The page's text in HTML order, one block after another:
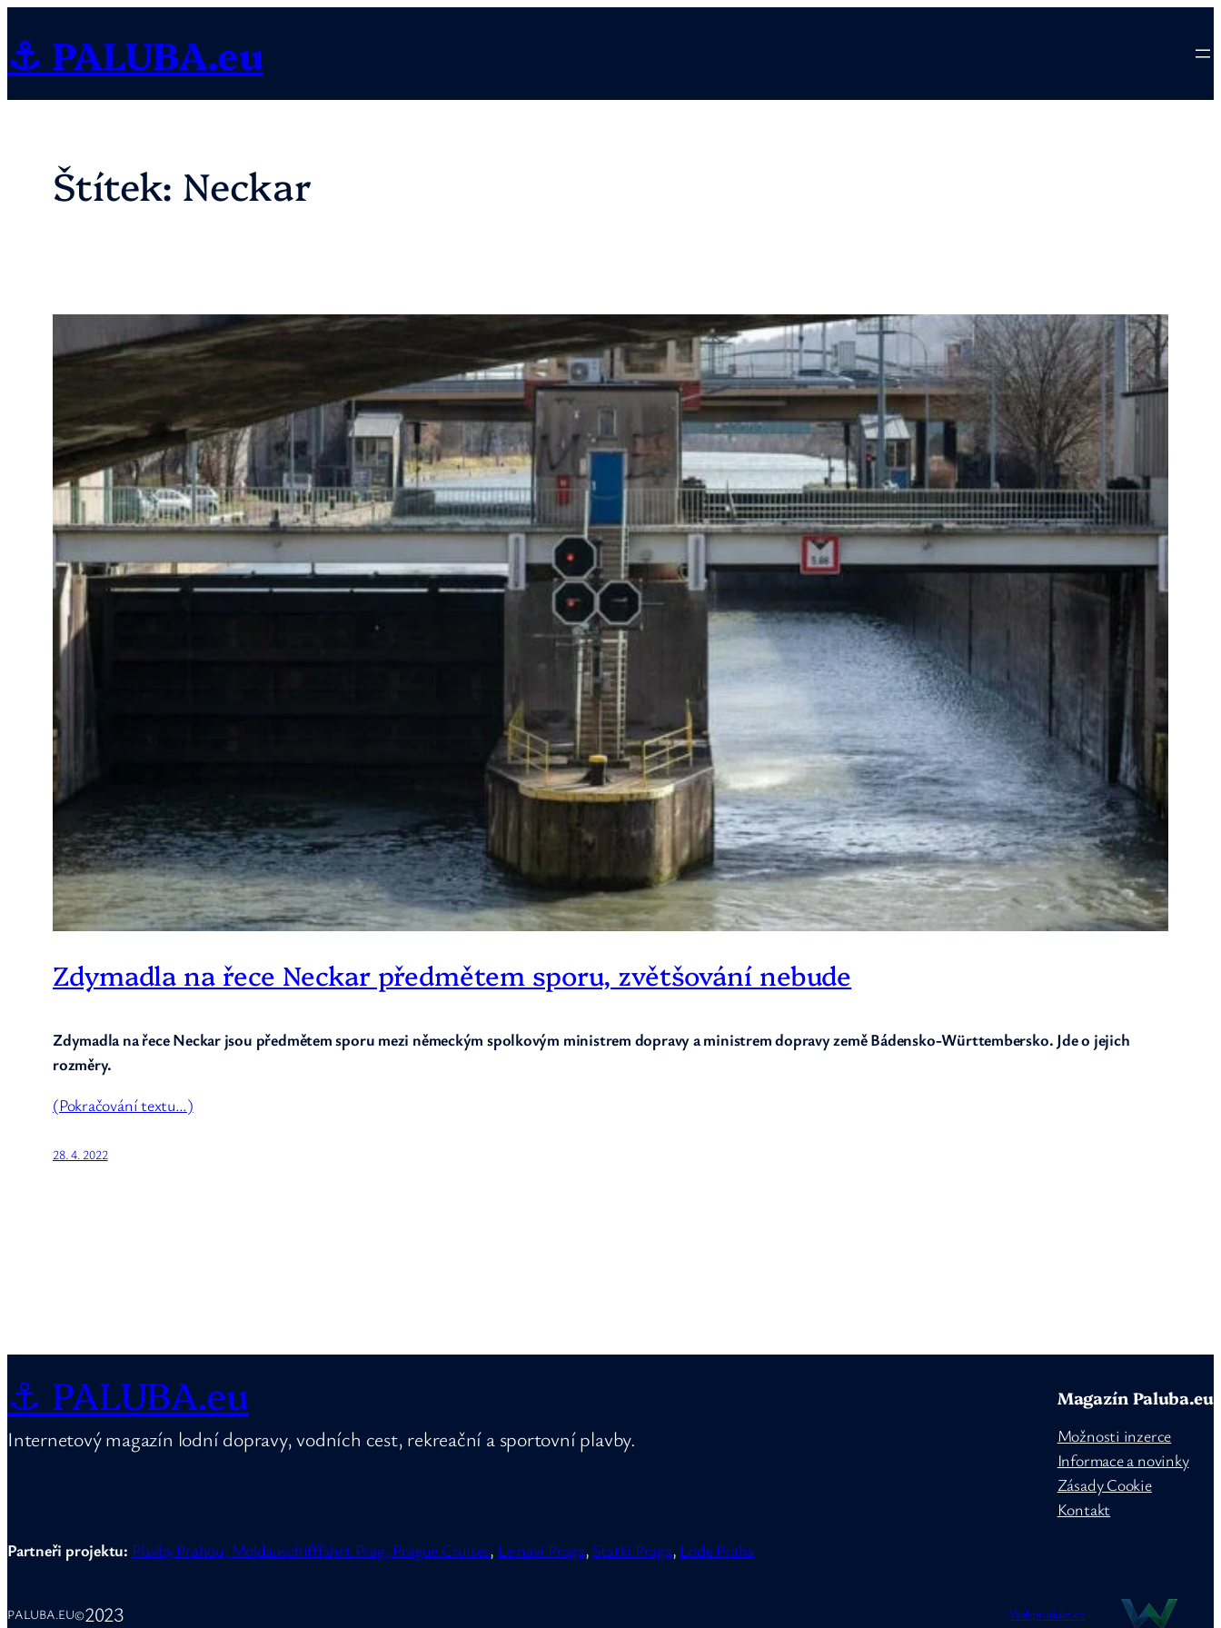
na
obsah
⚓ PALUBA.eu
Štítek: Neckar
Zdymadla na řece Neckar předmětem sporu, zvětšování nebude
Zdymadla na řece Neckar jsou předmětem sporu mezi německým spolkovým ministrem dopravy a ministrem dopravy země Bádensko-Württembersko. Jde o jejich
rozměry.
(Pokračování textu…)
28. 4. 2022
⚓ PALUBA.eu
Internetový magazín lodní dopravy, vodních cest, rekreační a sportovní plavby.
Magazín Paluba.eu
Možnosti inzerce
Informace a novinky
Zásady Cookie
Kontakt
Partneři projektu: Plavby Prahou, Moldauschifffahrt Prag, Prague Cruises, Le navi Praga, Statki Praga, Lode Praha
PALUBA.EU©2023 Webprodukt.cz